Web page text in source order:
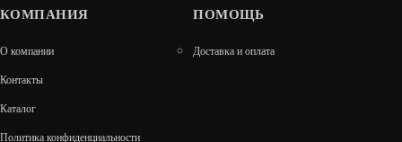
«БУРЖУЙ-К» Т-500
КОМПАНИЯ
О компании
Контакты
Каталог
Политика конфиденциальности
ПОМОЩЬ
Доставка и оплата